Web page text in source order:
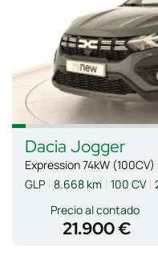
Dacia Jogger
Expression 74kW (100CV)
GLP 8.668 km 100 CV
Precio al contado
21.900 €